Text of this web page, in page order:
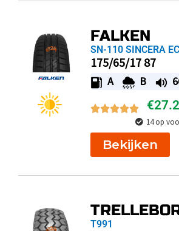
FALKEN
SN-110 SINCERA
175/65/17 87
A B
€
14 op
Bekijken
T991